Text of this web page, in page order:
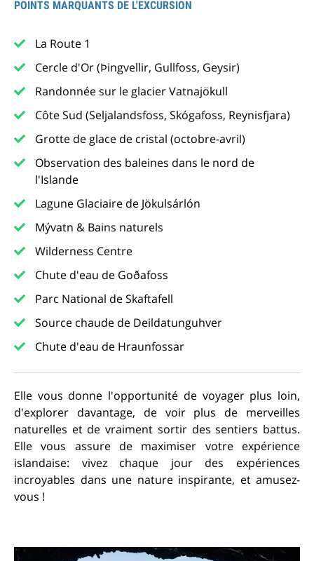
POINTS MARQUANTS DE L'EXCURSION
La Route 1
Cercle d'Or (Þingvellir, Gullfoss, Geysir)
Randonnée sur le glacier Vatnajökull
Côte Sud (Seljalandsfoss, Skógafoss, Reynisfjara)
Grotte de glace de cristal (octobre-avril)
Observation des baleines dans le nord de
l'Islande
Lagune Glaciaire de Jökulsárlón
Mývatn & Bains naturels
Wilderness Centre
Chute d'eau de Goðafoss
Parc National de Skaftafell
Source chaude de Deildatunguhver
Chute d'eau de Hraunfossar
Elle vous donne l'opportunité de voyager plus loin,
d'explorer davantage, de voir plus de merveilles
naturelles et de vraiment sortir des sentiers battus.
Elle vous assure de maximiser votre expérience
islandaise: vivez chaque jour des expériences
incroyables dans une nature inspirante, et amusez-
vous !